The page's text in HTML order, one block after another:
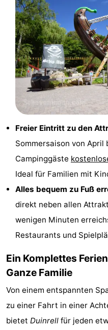
aan
Zee
Noordhollands
duinreservaat
Wijk
aan
Zee
Natur
Zuid-
Kennermerland
Amsterdam
Haarlem
Zandvoort
Südholland
Leiden
Bollenstreek
-
Natur
Hollands
Duin
Noordwijk
Scheveningen
-
Den
Haag
-
Rotterdam
-
Freier Eintritt zu den
Sommersaison von April
Campinggäste
Ideal für Familien mit
Alles bequem zu Fuß
direkt neben allen
wenigen Minuten
Restaurants und
Ein Komplettes
Ganze Familie
Von einem entspannten
zu einer Fahrt in einer
bietet Duinrell für jeden